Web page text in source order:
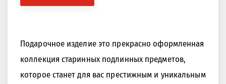
Подарочное изделие это прекрасно оформленная
коллекция старинных подлинных предметов,
которое станет для вас престижным и уникальным